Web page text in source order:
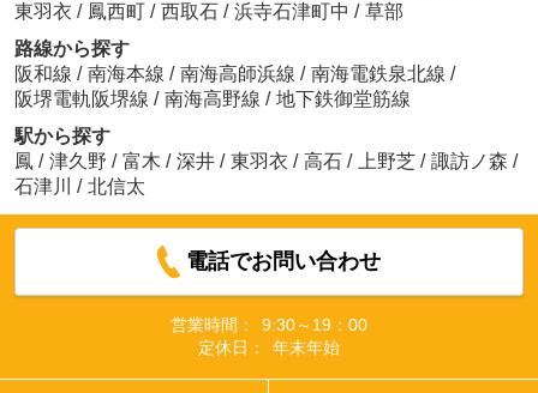
東羽衣 / 鳳西町 / 西取石 / 浜寺石津町中 / 草部
路線から探す
阪和線 / 南海本線 / 南海高師浜線 / 南海電鉄泉北線 /
阪堺電軌阪堺線 / 南海高野線 / 地下鉄御堂筋線
駅から探す
鳳 / 津久野 / 富木 / 深井 / 東羽衣 / 高石 / 上野芝 / 諏訪ノ森 /
石津川
/ 北信太
電話でお問い合わせ
営業時間：
9:30～19：00
定休日：
年末年始